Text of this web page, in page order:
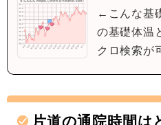
←こんな基
の基礎体温
クロ検索が
片道の通院時間は